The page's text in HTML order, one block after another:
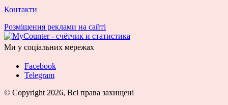
Контакти
Розміщення реклами на сайті
Ми у соціальних мережах
Facebook
Telegram
© Copyright 2026, Всі права захищені